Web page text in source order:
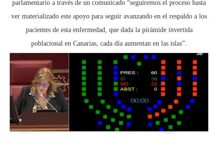
parlamentario a través de un comunicado “seguiremos el proceso hasta
ver materializado este apoyo para seguir avanzando en el respaldo a los
pacientes de esta enfermedad, que dada la pirámide invertida
poblacional en Canarias, cada día aumentan en las islas”.